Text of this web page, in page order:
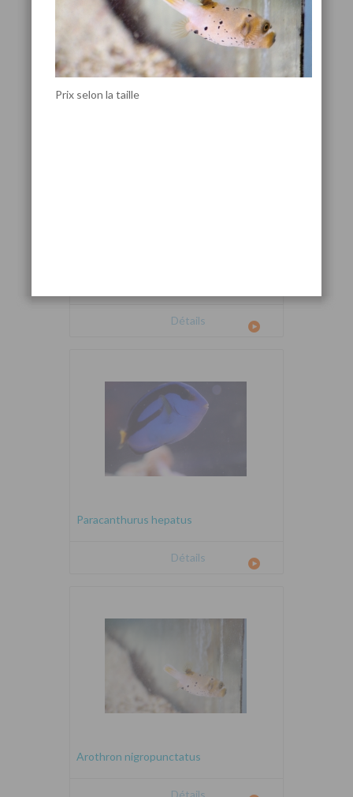
Canthigaster valentini
Détails
Paracanthurus hepatus
Détails
Arothron nigropunctatus
Détails
Prix selon la taille